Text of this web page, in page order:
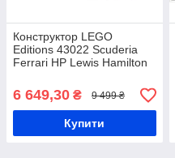
Конструктор LEGO
Editions 43022 Scuderia
Ferrari HP Lewis Hamilton
6 649,30 ₴ 9 499 ₴
Купити